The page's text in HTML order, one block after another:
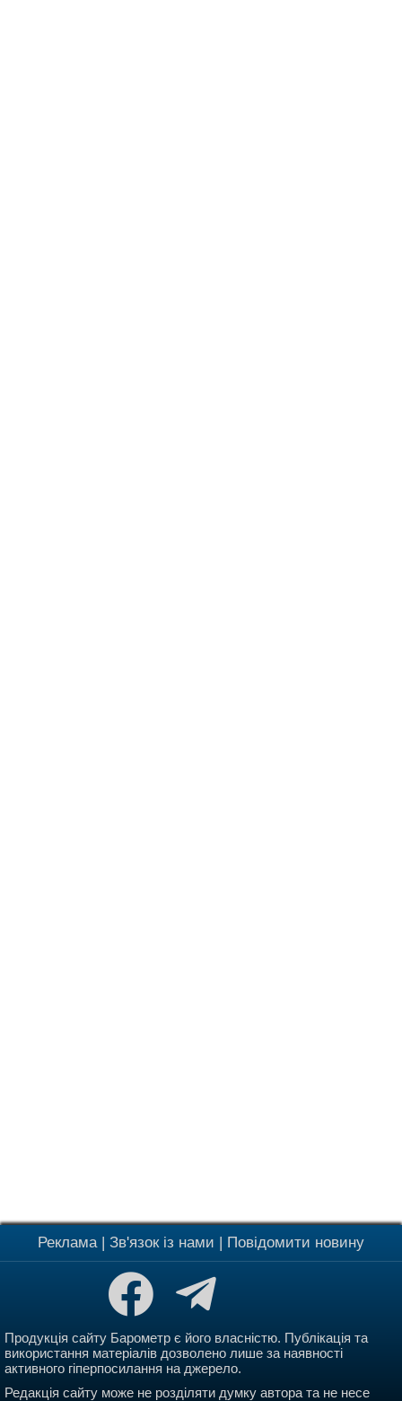
Реклама | Зв'язок із нами | Повідомити новину
Продукція сайту Барометр є його власністю. Публікація та
використання матеріалів дозволено лише за наявності
активного гіперпосилання на джерело.
Редакція сайту може не розділяти думку автора та не несе